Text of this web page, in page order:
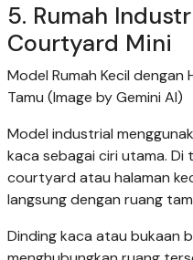
5. Rumah
Courtyard Mini
Model Rumah Kecil dengan
Tamu (Image by Gemini AI)
Model industrial
kaca sebagai ciri utama.
courtyard atau halaman
langsung dengan ruang
Dinding kaca atau bukaan